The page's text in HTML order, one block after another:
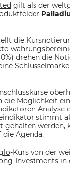
gilt als der
die
drehen die
die Möglichkeit
Analyse
stimmt
gehalten
die Agenda.
-Kurs von der
Investments in